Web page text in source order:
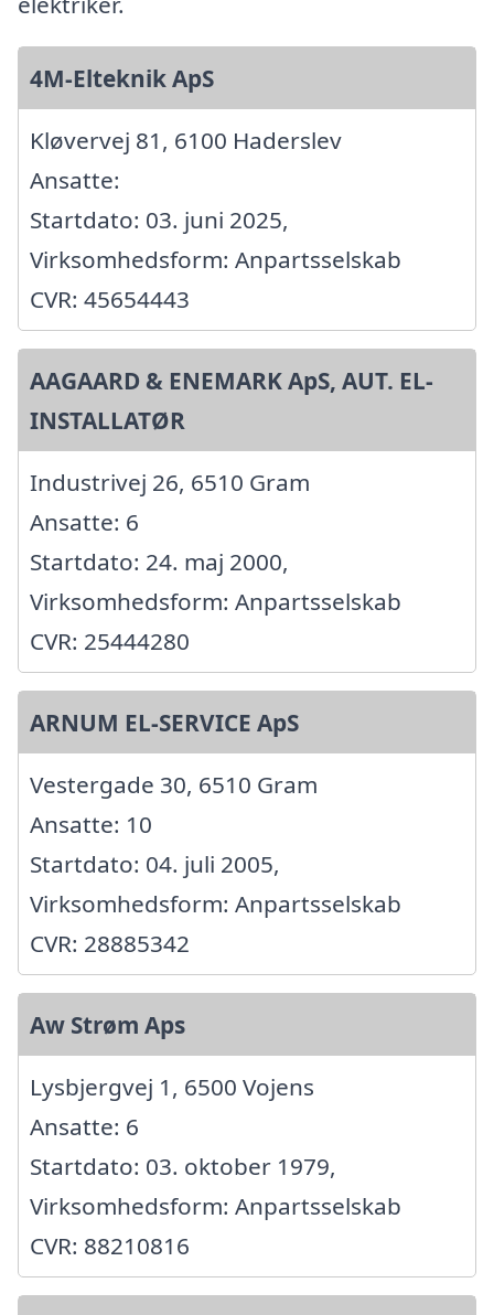
4M-Elteknik ApS
Kløvervej 81, 6100 Haderslev
Ansatte:
Startdato: 03. juni 2025,
Virksomhedsform: Anpartsselskab
CVR: 45654443
AAGAARD & ENEMARK ApS, AUT. EL-
INSTALLATØR
Industrivej 26, 6510 Gram
Ansatte: 6
Startdato: 24. maj 2000,
Virksomhedsform: Anpartsselskab
CVR: 25444280
ARNUM EL-SERVICE ApS
Vestergade 30, 6510 Gram
Ansatte: 10
Startdato: 04. juli 2005,
Virksomhedsform: Anpartsselskab
CVR: 28885342
Aw Strøm Aps
Lysbjergvej 1, 6500 Vojens
Ansatte: 6
Startdato: 03. oktober 1979,
Virksomhedsform: Anpartsselskab
CVR: 88210816